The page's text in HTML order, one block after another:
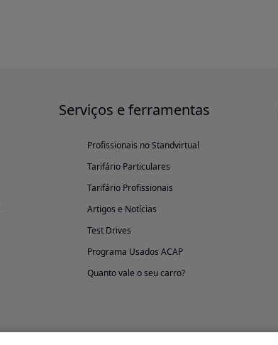
Serviços e ferramentas
Profissionais no Standvirtual
Tarifário Particulares
Tarifário Profissionais
Artigos e Notícias
Test Drives
Programa Usados ACAP
Quanto vale o seu carro?